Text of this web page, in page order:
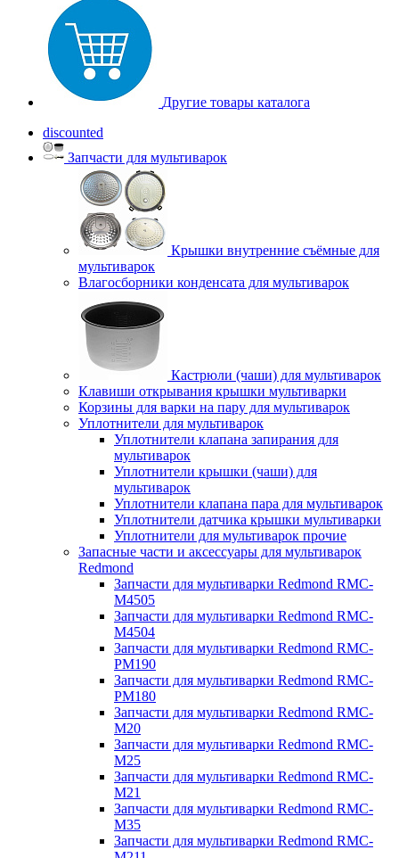
Другие товары каталога
discounted
Запчасти для мультиварок
Крышки внутренние съёмные для
мультиварок
Влагосборники конденсата для мультиварок
Кастрюли (чаши) для мультиварок
Клавиши открывания крышки мультиварки
Корзины для варки на пару для мультиварок
Уплотнители для мультиварок
Уплотнители клапана запирания для
мультиварок
Уплотнители крышки (чаши) для
мультиварок
Уплотнители клапана пара для мультиварок
Уплотнители датчика крышки мультиварки
Уплотнители для мультиварок прочие
Запасные части и аксессуары для мультиварок
Redmond
Запчасти для мультиварки Redmond RMC-
M4505
Запчасти для мультиварки Redmond RMC-
M4504
Запчасти для мультиварки Redmond RMC-
PM190
Запчасти для мультиварки Redmond RMC-
PM180
Запчасти для мультиварки Redmond RMC-
M20
Запчасти для мультиварки Redmond RMC-
M25
Запчасти для мультиварки Redmond RMC-
M21
Запчасти для мультиварки Redmond RMC-
M35
Запчасти для мультиварки Redmond RMC-